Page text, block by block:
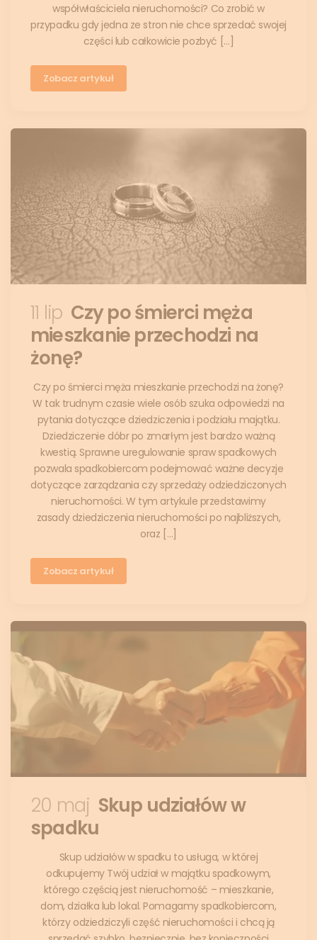
współwłaściciela nieruchomości? Co zrobić w
przypadku gdy jedna ze stron nie chce sprzedać swojej
części lub całkowicie pozbyć […]
Zobacz artykuł
11 lip Czy po śmierci męża
mieszkanie przechodzi na
żonę?
Czy po śmierci męża mieszkanie przechodzi na żonę?
W tak trudnym czasie wiele osób szuka odpowiedzi na
pytania dotyczące dziedziczenia i podziału majątku.
Dziedziczenie dóbr po zmarłym jest bardzo ważną
kwestią. Sprawne uregulowanie spraw spadkowych
pozwala spadkobiercom podejmować ważne decyzje
dotyczące zarządzania czy sprzedaży odziedziczonych
nieruchomości. W tym artykule przedstawimy
zasady dziedziczenia nieruchomości po najbliższych,
oraz […]
Zobacz artykuł
20 maj Skup udziałów w
spadku
Skup udziałów w spadku to usługa, w której
odkupujemy Twój udział w majątku spadkowym,
którego częścią jest nieruchomość – mieszkanie,
dom, działka lub lokal. Pomagamy spadkobiercom,
którzy odziedziczyli część nieruchomości i chcą ją